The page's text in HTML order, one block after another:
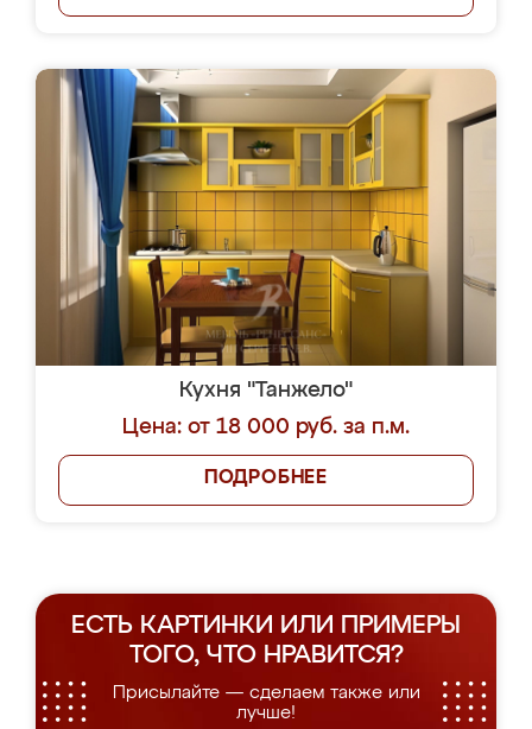
Кухня "Танжело"
Цена: от 18 000 руб. за п.м.
ПОДРОБНЕЕ
ЕСТЬ КАРТИНКИ ИЛИ ПРИМЕРЫ
ТОГО, ЧТО НРАВИТСЯ?
Присылайте — сделаем также или
лучше!